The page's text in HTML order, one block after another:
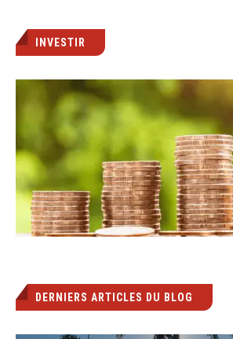
INVESTIR
DERNIERS ARTICLES DU BLOG